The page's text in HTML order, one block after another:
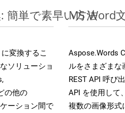
簡単で素早い方法
変換するこ
ソリューショ
の他の
ーション間で
MS Word
Aspose.Words
ルをさまざま
REST API 呼び
API を使用して
複数の画像形式